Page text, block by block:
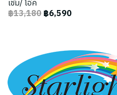
เข้ม/ โอ๊ค
฿13,180฿6,590